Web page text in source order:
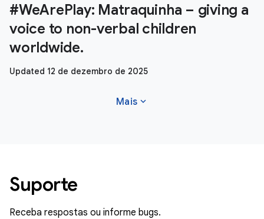
#WeArePlay: Matraquinha – giving a
voice to non-verbal children
worldwide.
Updated 12 de dezembro de 2025
Mais expand_more
Suporte
Receba respostas ou informe bugs.